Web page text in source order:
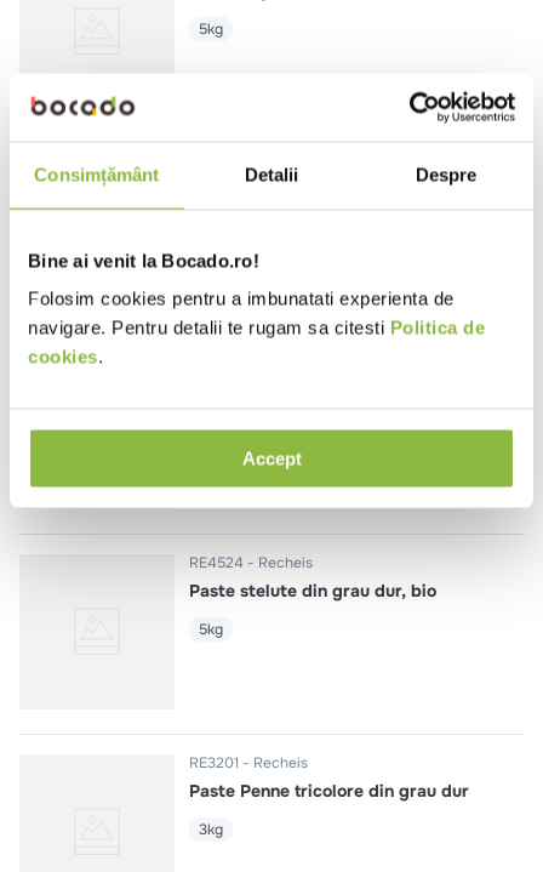
Consimțământ Detalii Despre
Bine ai venit la Bocado.ro!
Folosim cookies pentru a imbunatati experienta de
navigare. Pentru detalii te rugam sa citesti Politica de
cookies.
Accept
5kg
Paste Tagliatelle din grau dur, bio
5kg
RE4524 Recheis
Paste stelute din grau dur, bio
5kg
RE3201 Recheis
Paste Penne tricolore din grau dur
3kg